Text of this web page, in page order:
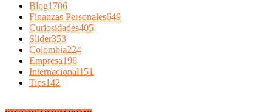
Blog1706
Finanzas Personales649
Curiosidades405
Slider353
Colombia224
Empresa196
Internacional151
Tips142